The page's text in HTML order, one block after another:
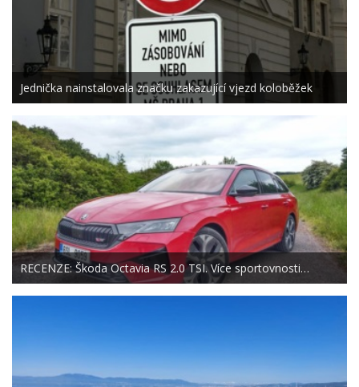
Jednička nainstalovala značku zakazující vjezd koloběžek
RECENZE: Škoda Octavia RS 2.0 TSI. Více sportovnosti…